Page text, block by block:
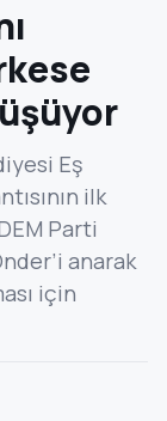
Eş
ilk
Parti
anarak
için